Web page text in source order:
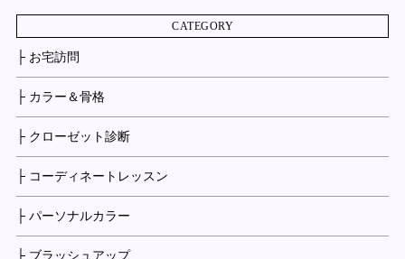
CATEGORY
├ お宅訪問
├ カラー＆骨格
├ クローゼット診断
├ コーディネートレッスン
├ パーソナルカラー
├ ブラッシュアップ